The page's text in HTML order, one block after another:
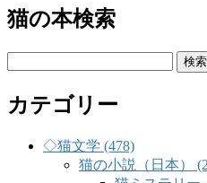
猫の本検索
カテゴリー
◇猫文学 (478)
猫の小説（日本）